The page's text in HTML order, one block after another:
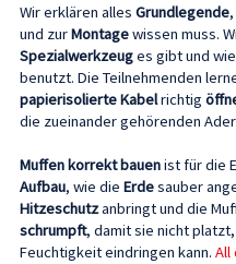
Wir erklären alles Grundlegende
und zurMontagewissen muss.
Spezialwerkzeuges gibt und
benutzt. Die Teilnehmenden
papierisolierte Kabelrichtig
die zueinander gehörenden
Muffen korrekt bauenist für die
Aufbau, wie die Erdesauber
Hitzeschutzanbringt und die
schrumpft, damit sie nicht
Feuchtigkeit eindringen kann. All